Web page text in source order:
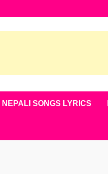
NEPALI SONGS LYRICS